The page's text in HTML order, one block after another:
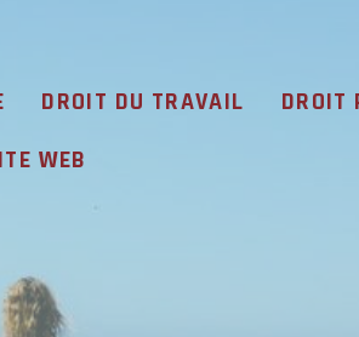
DROIT DU TRAVAIL DROIT
WEB